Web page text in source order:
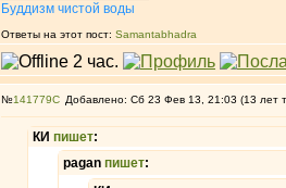
Буддизм чистой воды
Ответы на этот пост: Samantabhadra
№141779 Добавлено: Сб 23 Фев 13, 21:03 (13 лет
КИ пишет:
pagan пишет: